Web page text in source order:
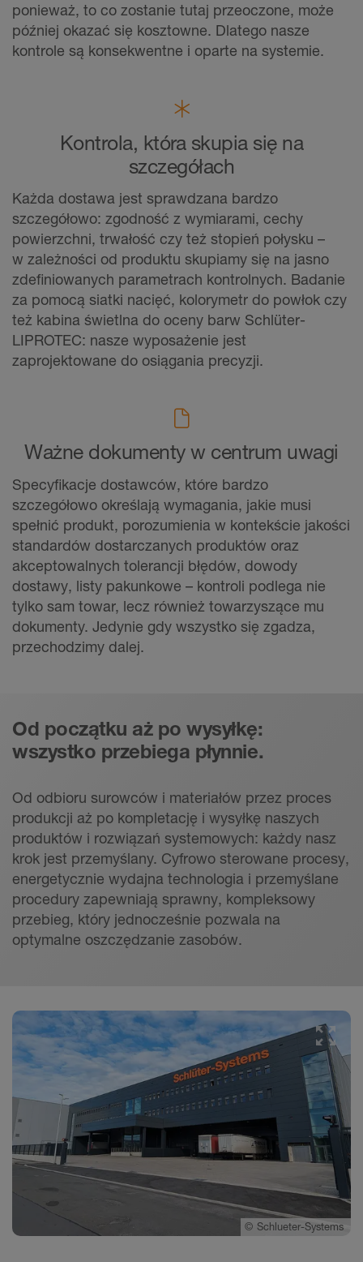
ponieważ, to co zostanie tutaj przeoczone, może
później okazać się kosztowne. Dlatego nasze
kontrole są konsekwentne i oparte na systemie.
Kontrola, która skupia się na
szczegółach
Każda dostawa jest sprawdzana bardzo
szczegółowo: zgodność z wymiarami, cechy
powierzchni, trwałość czy też stopień połysku –
w zależności od produktu skupiamy się na jasno
zdefiniowanych parametrach kontrolnych. Badanie
za pomocą siatki nacięć, kolorymetr do powłok czy
też kabina świetlna do oceny barw Schlüter-
LIPROTEC: nasze wyposażenie jest
zaprojektowane do osiągania precyzji.
Ważne dokumenty w centrum uwagi
Specyfikacje dostawców, które bardzo
szczegółowo określają wymagania, jakie musi
spełnić produkt, porozumienia w kontekście jakości
standardów dostarczanych produktów oraz
akceptowalnych tolerancji błędów, dowody
dostawy, listy pakunkowe – kontroli podlega nie
tylko sam towar, lecz również towarzyszące mu
dokumenty. Jedynie gdy wszystko się zgadza,
przechodzimy dalej.
Od początku aż po wysyłkę:
wszystko przebiega płynnie.
Od odbioru surowców i materiałów przez proces
produkcji aż po kompletację i wysyłkę naszych
produktów i rozwiązań systemowych: każdy nasz
krok jest przemyślany. Cyfrowo sterowane procesy,
energetycznie wydajna technologia i przemyślane
procedury zapewniają sprawny, kompleksowy
przebieg, który jednocześnie pozwala na
optymalne oszczędzanie zasobów.
© Schlueter-Systems